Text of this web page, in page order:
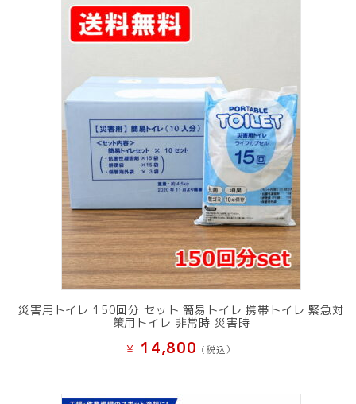
災害用トイレ 150回分 セット 簡易トイレ 携帯トイレ 緊急対
策用トイレ 非常時 災害時
¥ 14,800 (税込）